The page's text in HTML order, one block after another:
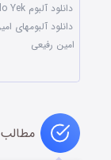
دانلود آلبوم Navado Yek
دانلود آلبومهاى
امين رفيعى